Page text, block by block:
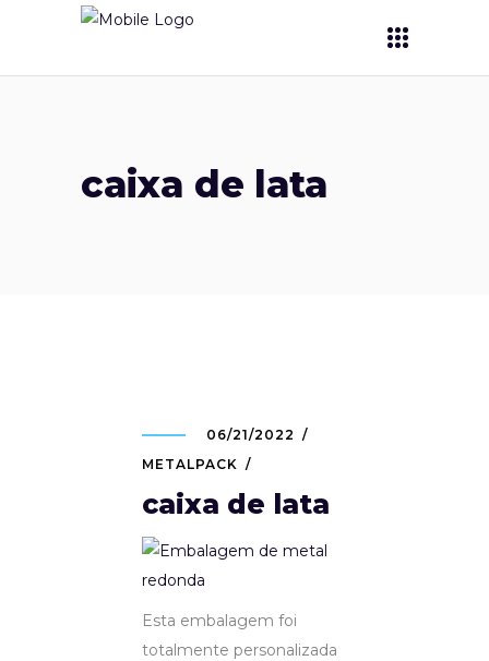
caixa de lata
06/21/2022
METALPACK
caixa de lata
Esta embalagem foi
totalmente personalizada